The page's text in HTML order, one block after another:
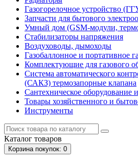
Газогорелочное устройство
Запчасти для бытового
Умный дом (GSM-модули,
Cтабилизаторы напряжения
Воздуховоды, дымоходы
Газобаллонное и портативное
Комплектующие для газового
Система автоматического
(САКЗ) термозапорные клапана
Сантехническое оборудование
Товары хозяйственного и
Инструменты
Каталог товаров
Корзинапокупок: 0